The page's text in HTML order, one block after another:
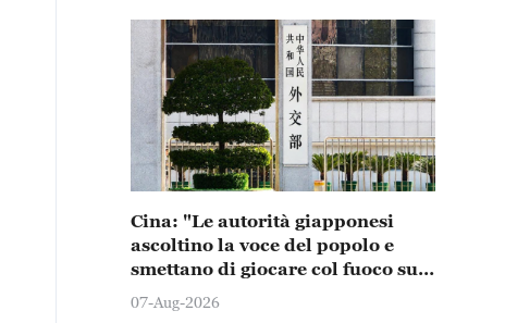
Cina: "Le autorità giapponesi
ascoltino la voce del popolo e
smettano di giocare col fuoco sul
nucleare"
07-Aug-2026